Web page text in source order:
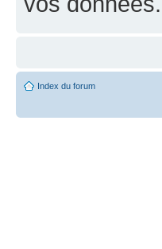
Index du forum